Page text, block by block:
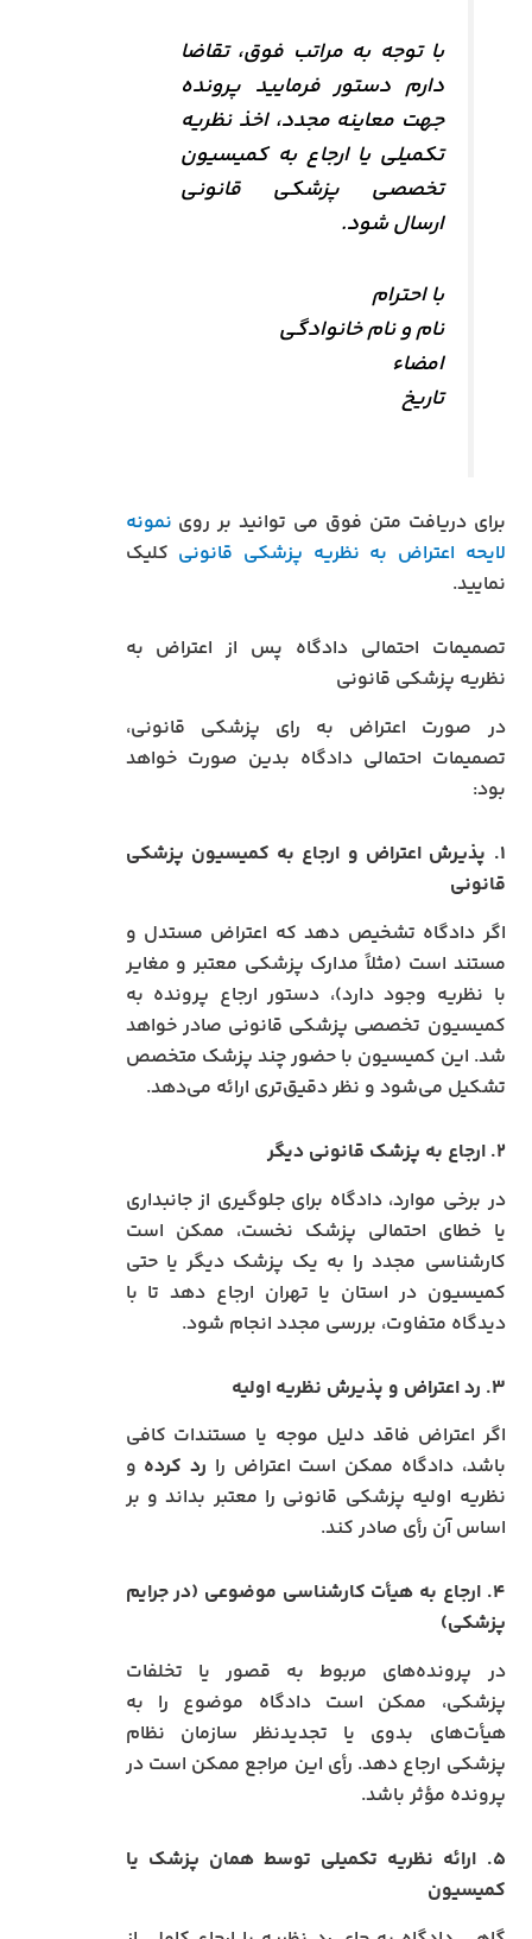
با توجه به مراتب فوق، تقاضا
دارم دستور فرمایید پرونده
جهت معاینه مجدد، اخذ نظریه
تکمیلی یا ارجاع به کمیسیون
تخصصی پزشکی قانونی
ارسال شود.
با احترام
نام و نام خانوادگی
امضاء
تاریخ
برای دریافت متن فوق می توانید بر روی نمونه
لایحه اعتراض به نظریه پزشکی قانونی کلیک
نمایید.
تصمیمات احتمالی دادگاه پس از اعتراض به
نظریه پزشکی قانونی
در صورت اعتراض به رای پزشکی قانونی،
تصمیمات احتمالی دادگاه بدین صورت خواهد
بود:
۱. پذیرش اعتراض و ارجاع به کمیسیون پزشکی
قانونی
اگر دادگاه تشخیص دهد که اعتراض مستدل و
مستند است (مثلاً مدارک پزشکی معتبر و مغایر
با نظریه وجود دارد)، دستور ارجاع پرونده به
کمیسیون تخصصی پزشکی قانونی صادر خواهد
شد. این کمیسیون با حضور چند پزشک متخصص
تشکیل می‌شود و نظر دقیق‌تری ارائه می‌دهد.
۲. ارجاع به پزشک قانونی دیگر
در برخی موارد، دادگاه برای جلوگیری از جانبداری
یا خطای احتمالی پزشک نخست، ممکن است
کارشناسی مجدد را به یک پزشک دیگر یا حتی
کمیسیون در استان یا تهران ارجاع دهد تا با
دیدگاه متفاوت، بررسی مجدد انجام شود.
۳. رد اعتراض و پذیرش نظریه اولیه
اگر اعتراض فاقد دلیل موجه یا مستندات کافی
باشد، دادگاه ممکن است اعتراض را رد کرده و
نظریه اولیه پزشکی قانونی را معتبر بداند و بر
اساس آن رأی صادر کند.
۴. ارجاع به هیأت کارشناسی موضوعی (در جرایم
پزشکی)
در پرونده‌های مربوط به قصور یا تخلفات
پزشکی، ممکن است دادگاه موضوع را به
هیأت‌های بدوی یا تجدیدنظر سازمان نظام
پزشکی ارجاع دهد. رأی این مراجع ممکن است در
پرونده مؤثر باشد.
۵. ارائه نظریه تکمیلی توسط همان پزشک یا
کمیسیون